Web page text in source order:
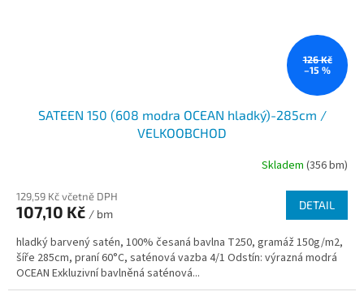
126 Kč
–15 %
SATEEN 150 (608 modra OCEAN hladký)-285cm /
VELKOOBCHOD
Skladem (356 bm)
129,59 Kč včetně DPH
107,10 Kč / bm
DETAIL
hladký barvený satén, 100% česaná bavlna T250, gramáž 150g/m2,
šíře 285cm, praní 60°C, saténová vazba 4/1 Odstín: výrazná modrá
OCEAN Exkluzivní bavlněná saténová...